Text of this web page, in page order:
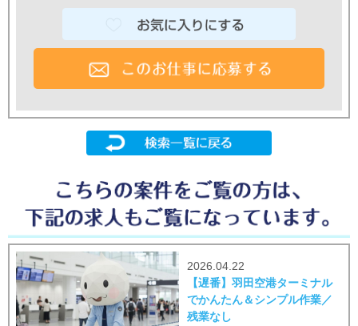
2026.04.22
【遅番】羽田空港ターミナル
でかんたん＆シンプル作業／
残業なし